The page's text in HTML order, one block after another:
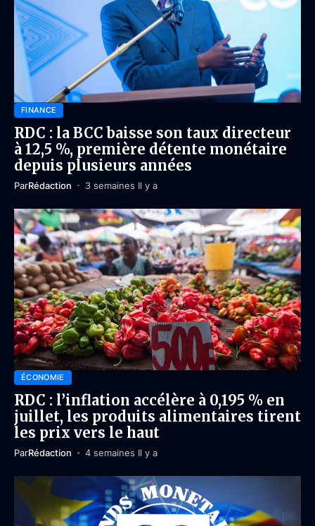
FINANCE
RDC : la BCC baisse son taux directeur
à 12,5 %, première détente monétaire
depuis plusieurs années
ParRédaction 3 semaines Il y a
ÉCONOMIE
RDC : l’inflation accélère à 0,195 % en
juillet, les produits alimentaires tirent
les prix vers le haut
ParRédaction 4 semaines Il y a